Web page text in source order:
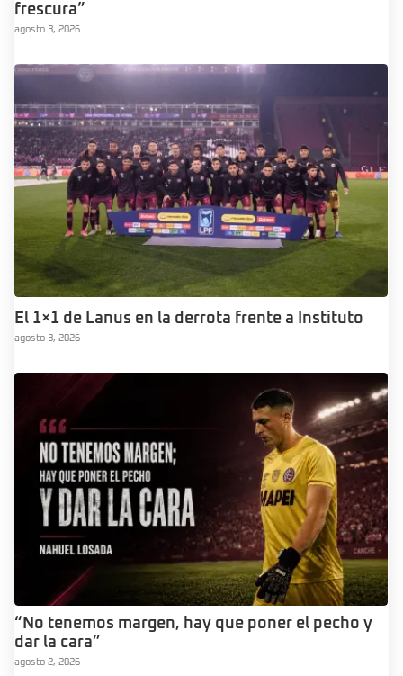
frescura”
agosto 3, 2026
El 1×1 de Lanus en la derrota frente a Instituto
agosto 3, 2026
“No tenemos margen, hay que poner el pecho y
dar la cara”
agosto 2, 2026